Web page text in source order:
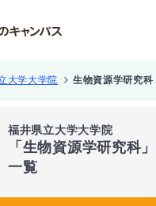
大学大学院 生物資源学研究科
福井県立大学大学院
「生物資源学研究科
一覧